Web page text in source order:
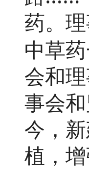
药。
中草
会和
事会
今，
植，